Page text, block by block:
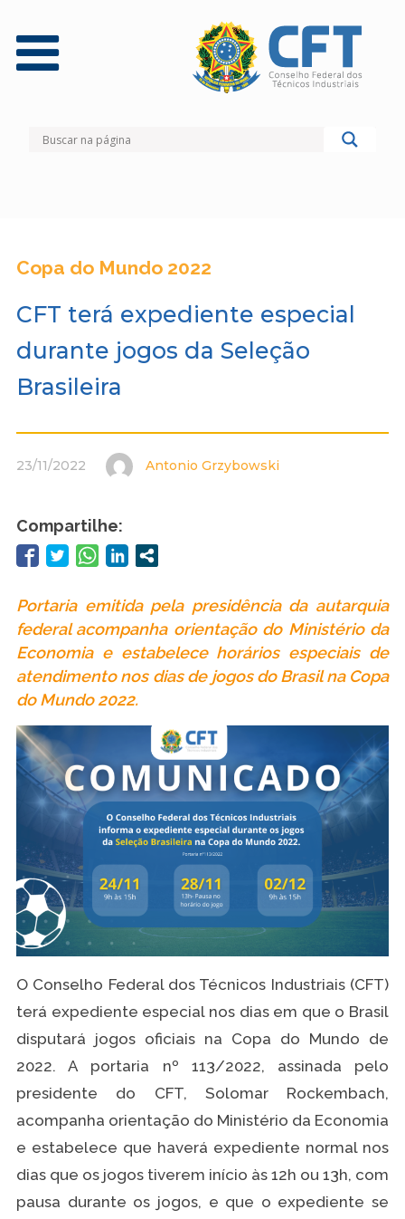
Copa do Mundo 2022
CFT terá expediente especial
durante jogos da Seleção
Brasileira
23/11/2022 Antonio Grzybowski
Compartilhe:
Portaria emitida pela presidência da autarquia
federal acompanha orientação do Ministério da
Economia e estabelece horários especiais de
atendimento nos dias de jogos do Brasil na Copa
do Mundo 2022.
O Conselho Federal dos Técnicos Industriais (CFT)
terá expediente especial nos dias em que o Brasil
disputará jogos oficiais na Copa do Mundo de
2022. A portaria nº 113/2022, assinada pelo
presidente do CFT, Solomar Rockembach,
acompanha orientação do Ministério da Economia
e estabelece que haverá expediente normal nos
dias que os jogos tiverem início às 12h ou 13h, com
pausa durante os jogos, e que o expediente se